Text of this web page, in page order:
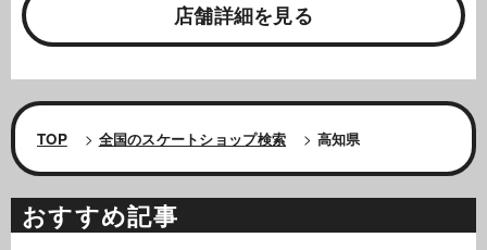
店舗詳細を見る
TOP > 全国のスケートショップ検索 > 高知県
おすすめ記事